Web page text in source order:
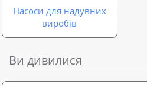
Насоси для надувних
виробів
Ви дивилися